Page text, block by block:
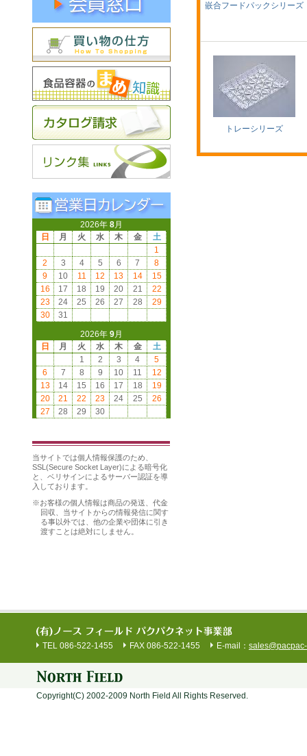
2026年 8月
日
月 火 水 木 金
土
1
2
3 4 5 6 7
8
9
10 11 12 13 14
15
16
17 18 19 20 21
22
23
24 25 26 27 28
29
30
31
2026年 9月
日
月 火 水 木 金
土
1
2 3 4
5
6
7 8 9 10 11
12
13
14 15 16 17 18
19
20
21 22 23 24 25
26
27
28 29 30
当サイトでは個人情報保護のため、
SSL(Secure Socket Layer)による暗号化
と、ベリサインによるサーバー認証を導
入しております。
※お客様の個人情報は商品の発送、代金
回収、当サイトからの情報発信に関す
る事以外では、他の企業や団体に引き
渡すことは絶対にしません。
嵌合フードパックシリーズ
トレーシリーズ
TEL 086-522-1455 FAX 086-522-1455 E-mail：
Copyright(C) 2002-2009 North Field All Rights Reserved.